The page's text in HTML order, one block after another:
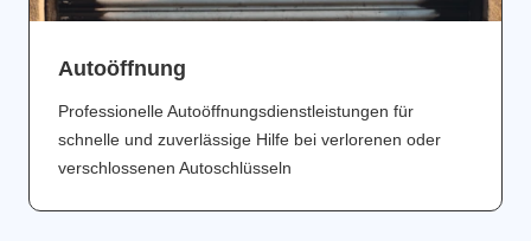
Аutoöffnung
Professionelle Autoöffnungsdienstleistungen für
schnelle und zuverlässige Hilfe bei verlorenen oder
verschlossenen Autoschlüsseln